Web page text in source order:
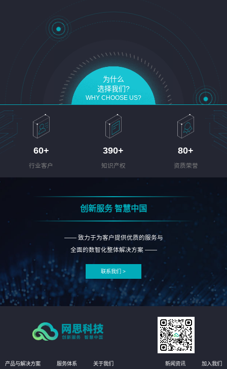
为什么
选择我们?
WHY CHOOSE US?
60+
行业客户
390+
知识产权
80+
资质荣誉
创新服务 智慧中国
—— 致力于为客户提供优质的服务与
全面的数智化整体解决方案 ——
联系我们 >
产品与解决方案 服务体系 关于我们 新闻资讯 加入我们